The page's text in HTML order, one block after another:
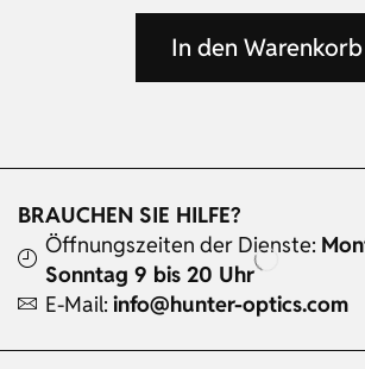
In den Warenkorb
BRAUCHEN SIE HILFE?
Öffnungszeiten der Dienste:
Sonntag 9 bis 20 Uhr
E-Mail: info@hunter-optics.com